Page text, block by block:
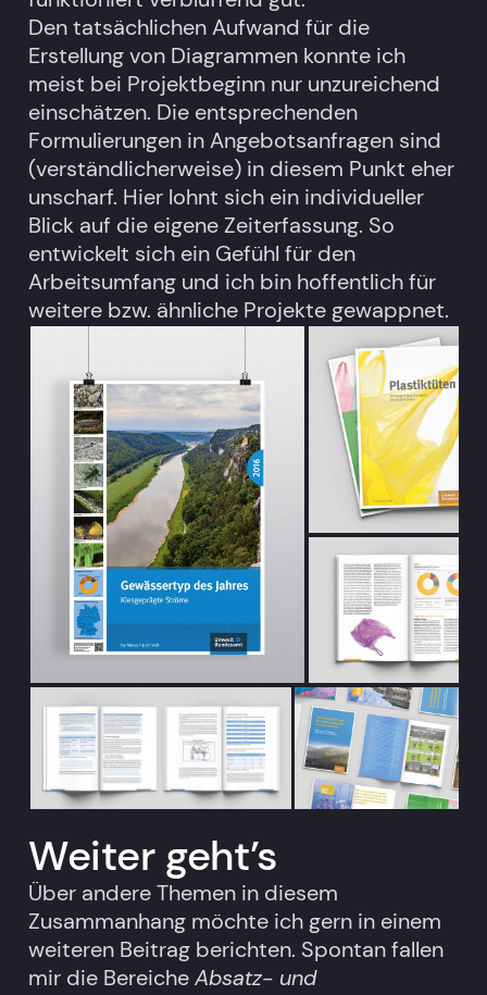
Den tatsächlichen Aufwand für die
Erstellung von Diagrammen konnte ich
meist bei Projektbeginn nur unzureichend
einschätzen. Die entsprechenden
Formulierungen in Angebotsanfragen sind
(verständlicherweise) in diesem Punkt eher
unscharf. Hier lohnt sich ein individueller
Blick auf die eigene Zeiterfassung. So
entwickelt sich ein Gefühl für den
Arbeitsumfang und ich bin hoffentlich für
weitere bzw. ähnliche Projekte gewappnet.
Weiter geht’s
Über andere Themen in diesem
Zusammanhang möchte ich gern in einem
weiteren Beitrag berichten. Spontan fallen
mir die BereicheAbsatz- und